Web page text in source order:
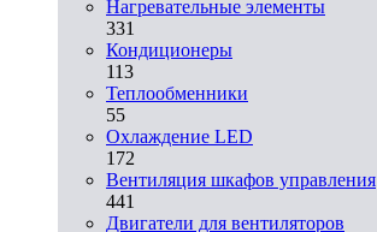
Нагревательные элементы
331
Кондиционеры
113
Теплообменники
55
Охлаждение LED
172
Вентиляция шкафов управления
441
Двигатели для вентиляторов